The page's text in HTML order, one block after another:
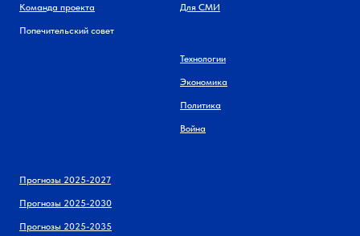
Команда проекта
Попечительский совет
Для СМИ
Технологии
Экономика
Политика
Война
Прогнозы 2025-2027
Прогнозы 2025-2030
Прогнозы 2025-2035